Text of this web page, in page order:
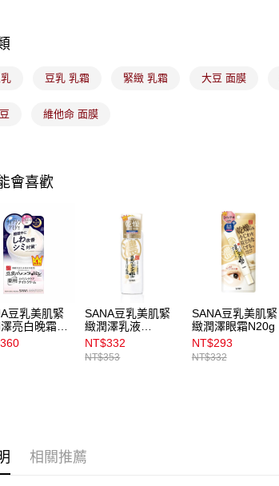
豆乳 乳霜 緊緻 乳霜 大豆 面膜
維他命 面膜
會喜歡
豆乳美肌緊
亮白晚霜
SANA豆乳美肌緊
緻潤澤乳液
N150ml
NT$332
NT$353
SANA豆乳美肌緊
緻潤澤眼霜N20g
NT$293
NT$332
相關推薦